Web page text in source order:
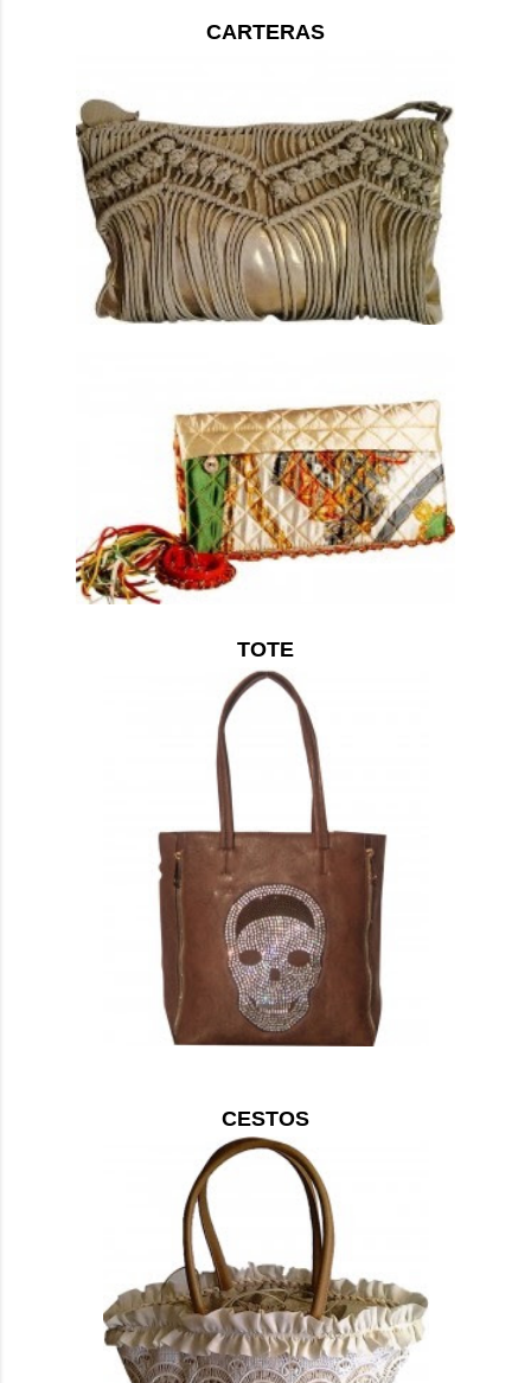
CARTERAS
TOTE
CESTOS